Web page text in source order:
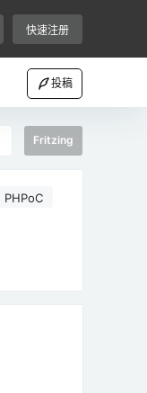
快速注册
投稿
Fritzing
PHPoC